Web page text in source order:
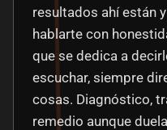
resultados ahí están
hablarte con
que se dedica a
escuchar, siempre
cosas. Diagnóstico,
remedio aunque